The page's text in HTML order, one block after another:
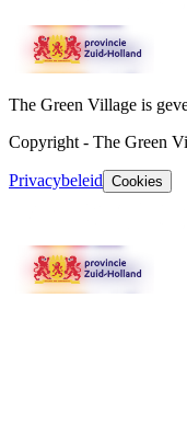
The Green Village is
Copyright - The Green
Privacybeleid Cookies